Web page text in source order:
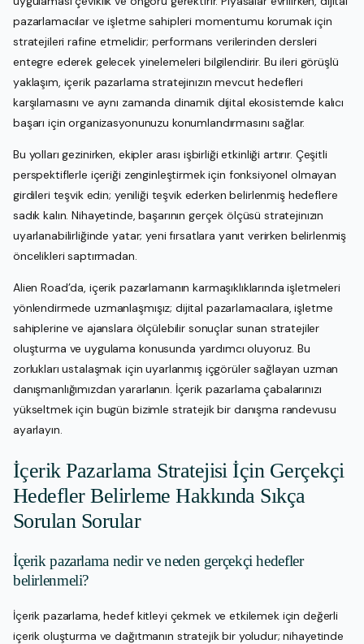
pazarlamacılar ve işletme sahipleri momentumu korumak için
stratejileri rafine etmelidir; performans verilerinden dersleri
entegre ederek gelecek yinelemeleri bilgilendirir. Bu ileri görüşlü
yaklaşım, içerik pazarlama stratejinızın mevcut hedefleri
karşılamasını ve aynı zamanda dinamik dijital ekosistemde kalıcı
başarı için organizasyonunuzu konumlandırmasını sağlar.
Bu yolları gezinirken, ekipler arası işbirliği etkinliği artırır. Çeşitli
perspektiflerle içeriği zenginleştirmek için fonksiyonel olmayan
girdileri teşvik edin; yeniliği teşvik ederken belirlenmiş hedeflere
sadık kalın. Nihayetinde, başarının gerçek ölçüsü stratejinızın
uyarlanabilirliğinde yatar; yeni fırsatlara yanıt verirken belirlenmiş
öncelikleri saptırmadan.
Alien Road’da, içerik pazarlamanın karmaşıklıklarında işletmeleri
yönlendirmede uzmanlaşmışız; dijital pazarlamacılara, işletme
sahiplerine ve ajanslara ölçülebilir sonuçlar sunan stratejiler
oluşturma ve uygulama konusunda yardımcı oluyoruz. Bu
zorlukları ustalaşmak için uyarlanmış içgörüler sağlayan uzman
danışmanlığımızdan yararlanın. İçerik pazarlama çabalarınızı
yükseltmek için bugün bizimle stratejik bir danışma randevusu
ayarlayın.
İçerik Pazarlama Stratejisi İçin Gerçekçi
Hedefler Belirleme Hakkında Sıkça
Sorulan Sorular
İçerik pazarlama nedir ve neden gerçekçi hedefler
belirlenmeli?
İçerik pazarlama, hedef kitleyi çekmek ve etkilemek için değerli
içerik oluşturma ve dağıtmanın stratejik bir yoludur; nihayetinde